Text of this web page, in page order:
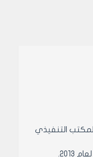
حلب رقم /184/ لعام 2012 وتعديلاته وقرار المكتب التنفيذي